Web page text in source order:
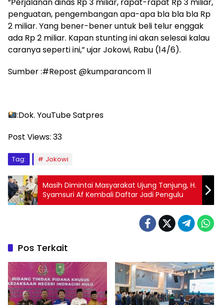
“Perjalanan dinas Rp 3 miliar, rapat-rapat Rp 3 miliar,
penguatan, pengembangan apa-apa bla bla bla Rp
2 miliar. Yang bener-bener untuk beli telur enggak
ada Rp 2 miliar. Kapan stunting ini akan selesai kalau
caranya seperti ini,” ujar Jokowi, Rabu (14/6).
Sumber :#Repost @kumparancom ll
:Dok. YouTube Satpres
Post Views: 33
Tag: Jokowi
Masih Dimintai Masyarakat Ujung Tanjung, H.
Syamsuri Af Kembali Daftar Jadi Pengulu
Pos Terkait